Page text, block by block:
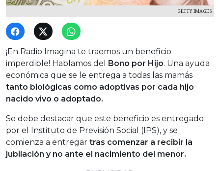
GETTY IMAGES
¡En Radio Imagina te traemos un beneficio
imperdible! Hablamos del
Bono por Hijo. Una ayuda
económica que se le entrega a todas las mamás
tanto biológicas como adoptivas por cada hijo
nacido vivo o adoptado.
Se debe destacar que este beneficio es entregado
por el Instituto de Previsión Social (IPS), y se
comienza a entregar tras comenzar a recibir la
jubilación y no ante el nacimiento del menor.